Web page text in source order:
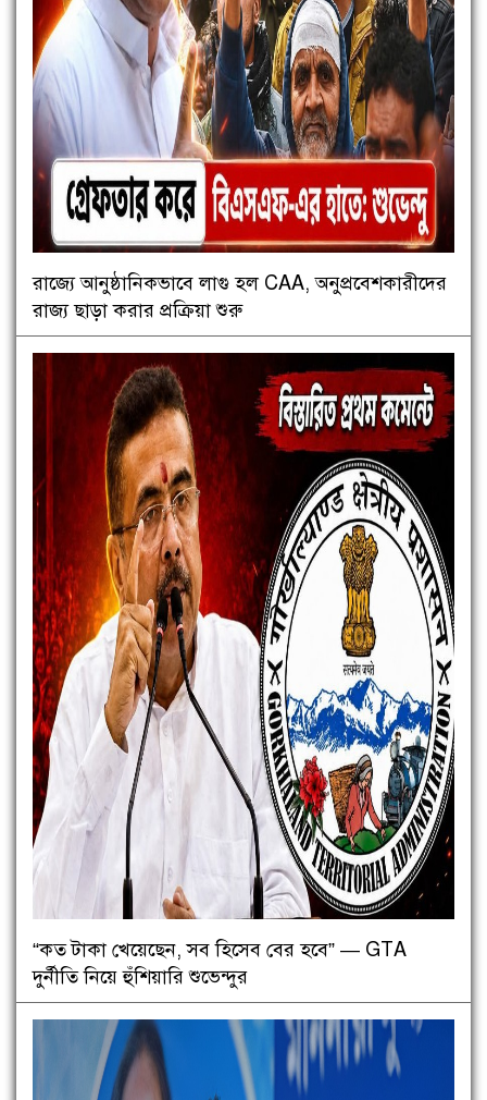
রাজ্যে আনুষ্ঠানিকভাবে লাগু হল CAA, অনুপ্রবেশকারীদের
রাজ্য ছাড়া করার প্রক্রিয়া শুরু
“কত টাকা খেয়েছেন, সব হিসেব বের হবে” — GTA
দুর্নীতি নিয়ে হুঁশিয়ারি শুভেন্দুর